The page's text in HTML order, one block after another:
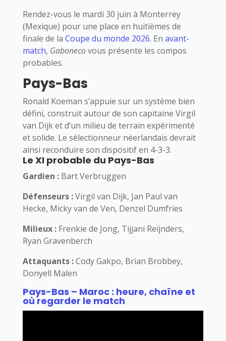
Rendez-vous le mardi 30 juin à Monterrey
(Mexique) pour une place en huitièmes de
finale de la Coupe du monde 2026. En avant-
match, Gabonecovous présente les compos
probables.
Pays-Bas
Ronald Koeman s’appuie sur un système bien
défini, construit autour de son capitaine Virgil
van Dijk et d’un milieu de terrain expérimenté
et solide. Le sélectionneur néerlandais devrait
ainsi reconduire son dispositif en 4-3-3.
Le XI probable du Pays-Bas
Gardien : Bart Verbruggen
Défenseurs :Virgil van Dijk, Jan Paul van
Hecke, Micky van de Ven, Denzel Dumfries
Milieux :Frenkie de Jong, Tijjani Reijnders,
Ryan Gravenberch
Attaquants :Cody Gakpo, Brian Brobbey,
Donyell Malen
Pays-Bas – Maroc : heure, chaîne et
où regarder le match